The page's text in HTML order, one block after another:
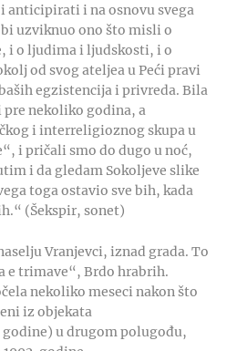
i na osnovu svega
uzviknuo ono što misli o
i o ljudima i ljudskosti, i o
od svog ateljea u Peći pravi
egzistencija i privreda. Bila
pre nekoliko godina, a
i interreligioznog skupa u
i pričali smo do dugo u noć,
i da gledam Sokoljeve slike
toga ostavio sve bih, kada
(Šekspir, sonet)
Vranjevci, iznad grada. To
e trimave“, Brdo hrabrih.
nekoliko meseci nakon što
iz objekata
u drugom polugođu,